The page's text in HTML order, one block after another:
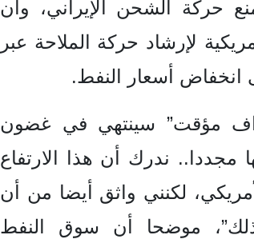
حركة الشحن الإيراني، وأن
لإرشاد حركة الملاحة عبر
انخفاض أسعار النفط.
مؤقت” سينتهي في غضون
مجددا.. ندرك أن هذا الارتفاع
لكنني واثق أيضا من أن
موضحا أن سوق النفط